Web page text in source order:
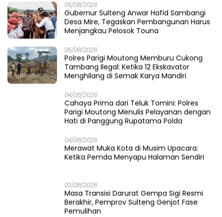
05/08/2026
Gubernur Sulteng Anwar Hafid Sambangi
Desa Mire, Tegaskan Pembangunan Harus
Menjangkau Pelosok Touna
05/08/2026
Polres Parigi Moutong Memburu Cukong
Tambang Ilegal: Ketika 12 Ekskavator
Menghilang di Semak Karya Mandiri
04/08/2026
Cahaya Prima dari Teluk Tomini: Polres
Parigi Moutong Menulis Pelayanan dengan
Hati di Panggung Rupatama Polda
04/08/2026
Merawat Muka Kota di Musim Upacara:
Ketika Pemda Menyapu Halaman Sendiri
03/08/2026
Masa Transisi Darurat Gempa Sigi Resmi
Berakhir, Pemprov Sulteng Genjot Fase
Pemulihan